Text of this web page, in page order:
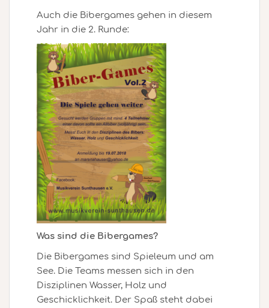
Auch die Bibergames gehen in diesem
Jahr in die 2. Runde:
Was sind die Bibergames?
Die Bibergames sind Spieleum und am
See. Die Teams messen sich in den
Disziplinen Wasser, Holz und
Geschicklichkeit. Der Spaß steht dabei